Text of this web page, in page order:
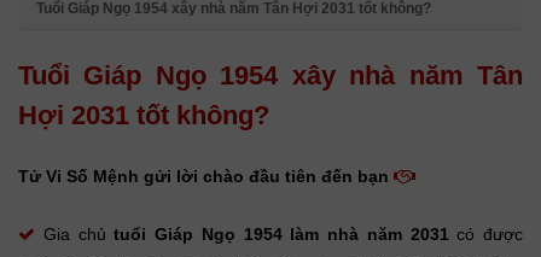
Tuổi Giáp Ngọ 1954 xây nhà năm Tân Hợi 2031 tốt không?
Tuổi Giáp Ngọ 1954 xây nhà năm Tân
Hợi 2031 tốt không?
Tử Vi Số Mệnh gửi lời chào đầu tiên đến bạn
Gia chủtuổi Giáp Ngọ 1954 làm nhà năm 2031 có được